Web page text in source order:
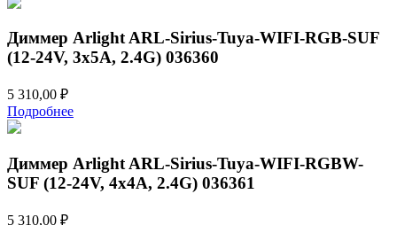
Диммер Arlight ARL-Sirius-Tuya-WIFI-RGB-SUF
(12-24V, 3x5A, 2.4G) 036360
5 310,00 ₽
Подробнее
Диммер Arlight ARL-Sirius-Tuya-WIFI-RGBW-
SUF (12-24V, 4x4A, 2.4G) 036361
5 310,00 ₽